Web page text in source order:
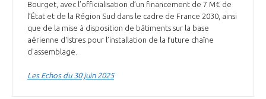
INTERNATIONALISATION
Bourget, avec l’officialisation d’un financement de 7 M€ de
l’État et de la Région Sud dans le cadre de France 2030, ainsi
que de la mise à disposition de bâtiments sur la base
aérienne d'Istres pour l’installation de la future chaîne
d'assemblage.
Les Echos du 30 juin 2025